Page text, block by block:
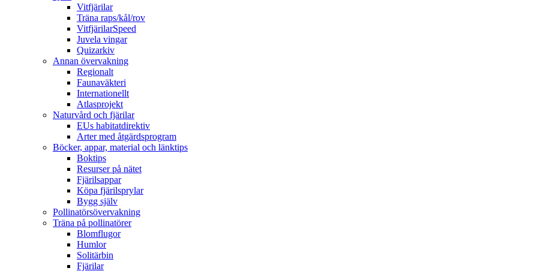
Vitfjärilar
Träna raps/kål/rov
VitfjärilarSpeed
Juvela vingar
Quizarkiv
Annan övervakning
Regionalt
Faunaväkteri
Internationellt
Atlasprojekt
Naturvård och fjärilar
EUs habitatdirektiv
Arter med åtgärdsprogram
Böcker, appar, material och länktips
Boktips
Resurser på nätet
Fjärilsappar
Köpa fjärilsprylar
Bygg själv
Pollinatörsövervakning
Träna på pollinatörer
Blomflugor
Humlor
Solitärbin
Fjärilar